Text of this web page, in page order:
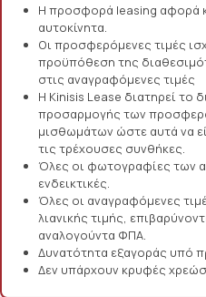
Η προσφορά leasing αφορά
αυτοκίνητα.
Οι προσφερόμενες τιμές
προϋπόθεση της
στις αναγραφόμενες τιμές
Η Kinisis Lease διατηρεί το
προσαρμογής των
μισθωμάτων ώστε αυτά να
τις τρέχουσες συνθήκες.
Όλες οι φωτογραφίες των
ενδεικτικές.
Όλες οι αναγραφόμενες
λιανικής τιμής,
αναλογούντα ΦΠΑ.
Δυνατότητα εξαγοράς υπό
Δεν υπάρχουν κρυφές